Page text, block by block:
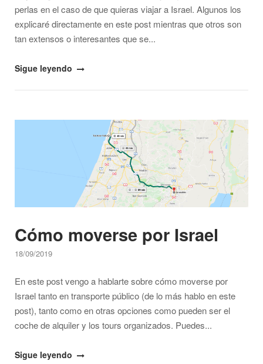
perlas en el caso de que quieras viajar a Israel. Algunos los
explicaré directamente en este post mientras que otros son
tan extensos o interesantes que se...
"Consejos
Sigue leyendo
Open post
Cómo moverse por Israel
18/09/2019
En este post vengo a hablarte sobre cómo moverse por
Israel tanto en transporte público (de lo más hablo en este
post), tanto como en otras opciones como pueden ser el
coche de alquiler y los tours organizados. Puedes...
"Cómo
Sigue leyendo